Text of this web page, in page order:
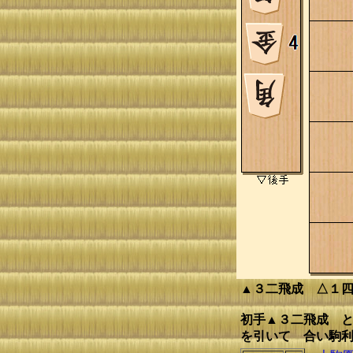
▲３二飛成 △１
初手▲３二飛成 と
を引いて 合い駒